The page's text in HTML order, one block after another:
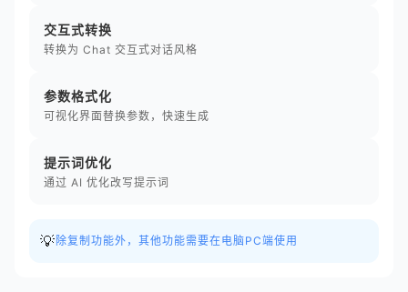
交互式转换
转换为 Chat 交互式对话风格
参数格式化
可视化界面替换参数，快速生成
提示词优化
通过 AI 优化改写提示词
💡 除复制功能外，其他功能需要在电脑PC端使用